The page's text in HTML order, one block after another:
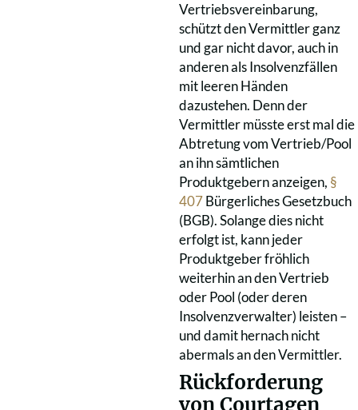
Vertriebsvereinbarung,
schützt den Vermittler ganz
und gar nicht davor, auch in
anderen als Insolvenzfällen
mit leeren Händen
dazustehen. Denn der
Vermittler müsste erst mal die
Abtretung vom Vertrieb/Pool
an ihn sämtlichen
Produktgebern anzeigen, §
407Bürgerliches Gesetzbuch
(BGB). Solange dies nicht
erfolgt ist, kann jeder
Produktgeber fröhlich
weiterhin an den Vertrieb
oder Pool (oder deren
Insolvenzverwalter) leisten –
und damit hernach nicht
abermals an den Vermittler.
Rückforderung
von Courtagen